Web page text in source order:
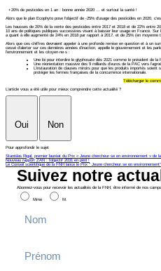
+20% de pesticides en 1 an : bonne année 2020 … et surtout la santé !
Alors que le plan Ecophyto pose l’objectif de -25% d’usage des pesticides en 2020,
Les hausses de 20% de la vente des pesticides entre 2017 et 2018 et de 22% entre
10 ans de politiques publiques successives visant à baisser leur usage en France.
a quant à elle augmenté de 24% en 2018 par rapport à 2017, et de 25% (en moyenne
Alors que ces chiffres devraient appeler à une profonde remise en question et à un
cessé d’alerter sur ces dernières années d’inaction, appelle le gouvernement et les
l’environnement et les citoyen·ne·s :
Une loi pour interdire le glyphosate dès 2021 comme le président de la
Une réorientation massive des 9 milliards d’euros de la PAC vers
L’instauration de clauses miroirs pour que les produits importés
protéger les fermes françaises de la concurrence internationale.
Télécharger le
L'article vous a été utile pour mieux comprendre cette actualité ?
Oui Non
Pour approfondir le sujet
Stanislas Rigal, premier lauréat du Prix « Jeune chercheur·se en environnement » de
Nouveau rapport ZAN : l'objectif 2031 en péril !
Le Conseil scientifique de la FNH lance le Prix " Jeune chercheur.se en environnement"
Suivez notre
Abonnez-vous pour recevoir les actualités de la FNH, être informé de nos
Mme M.